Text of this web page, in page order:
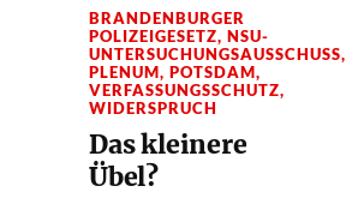
BRANDENBURGER
POLIZEIGESETZ,NSU-
UNTERSUCHUNGSAUSSCHUSS,
PLENUM,POTSDAM,
VERFASSUNGSSCHUTZ,
WIDERSPRUCH
Das kleinere
Übel?